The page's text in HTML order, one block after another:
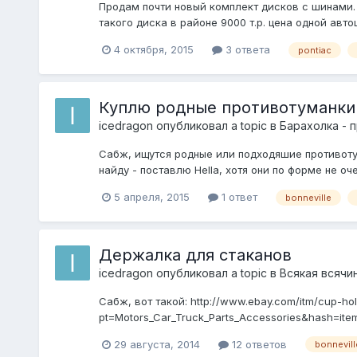
Продам почти новый комплект дисков с
такого диска в районе 9000 т.р. цена одной
4 октября, 2015 3 ответа pontiac
Куплю родные противотуманки
icedragon опубликовал a topic в Барахолка -
Сабж, ищутся родные или подходяшие
найду - поставлю Hella, хотя они по форме не
5 апреля, 2015 1 ответ bonneville
Держалка для стаканов
icedragon опубликовал a topic в Всякая
Сабж, вот такой: http://www.ebay.com/itm/cup-
29 августа, 2014
12 ответов